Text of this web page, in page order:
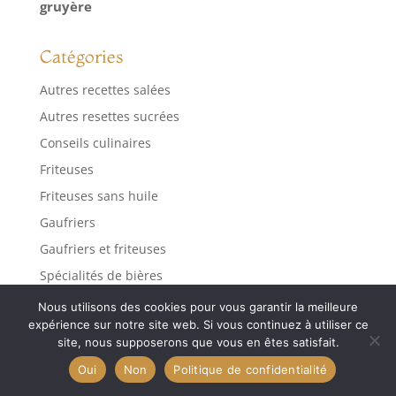
gruyère
Catégories
Autres recettes salées
Autres resettes sucrées
Conseils culinaires
Friteuses
Friteuses sans huile
Gaufriers
Gaufriers et friteuses
Spécialités de bières
Spécialités salées
Spécialités sucrées
Nous utilisons des cookies pour vous garantir la meilleure
expérience sur notre site web. Si vous continuez à utiliser ce
site, nous supposerons que vous en êtes satisfait.
Oui
Non Politique de confidentialité